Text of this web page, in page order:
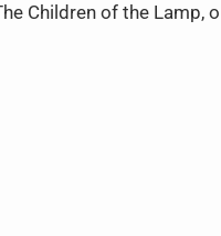
Children of the Lamp, o